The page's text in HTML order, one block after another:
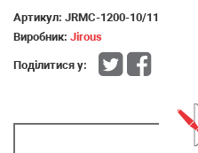
Артикул: JRMC-1200-10/11
Виробник: Jirous
Поділитися у: